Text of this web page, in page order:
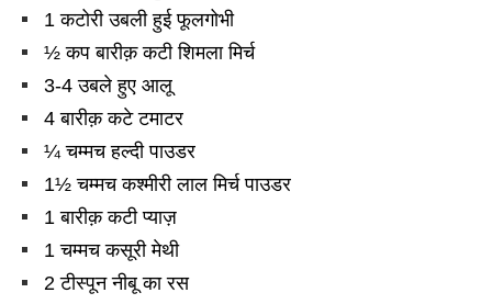
1 कटोरी उबली हुई फूलगोभी
½ कप बारीक़ कटी शिमला मिर्च
3-4 उबले हुए आलू
4 बारीक़ कटे टमाटर
¼ चम्मच हल्दी पाउडर
1½ चम्मच कश्मीरी लाल मिर्च पाउडर
1 बारीक़ कटी प्याज़
1 चम्मच कसूरी मेथी
2 टीस्पून नीबू का रस